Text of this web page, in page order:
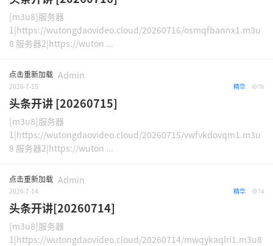
[m3u8]服务器
1|https://wutongdaovideo.cloud/20260716/osmqfbannx1.m3u
8 服务器2|https://wuton ...
点击重新加载 Admin
2026-7-15 78
精华
头条开讲 [20260715]
[m3u8]服务器
1|https://wutongdaovideo.cloud/20260715/vwfvkdovqm1.m3u
8 服务器2|https://wuton ...
点击重新加载 Admin
2026-7-14 74
精华
头条开讲[20260714]
[m3u8]服务器
1|https://wutongdaovideo.cloud/20260714/mwqykaqlri1.m3u8